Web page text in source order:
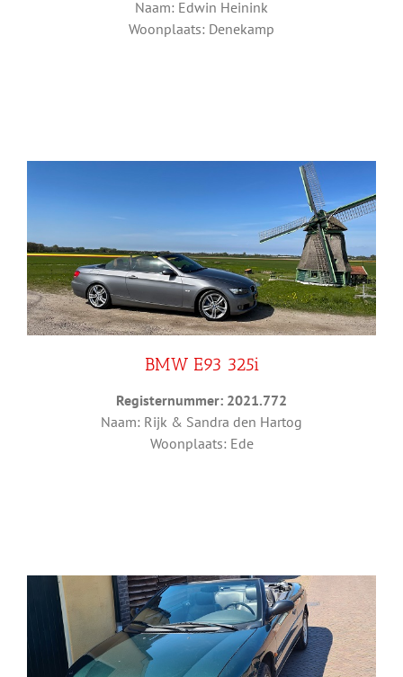
Naam: Edwin Heinink
Woonplaats: Denekamp
BMW E93 325i
Registernummer: 2021.772
Naam: Rijk & Sandra den Hartog
Woonplaats: Ede